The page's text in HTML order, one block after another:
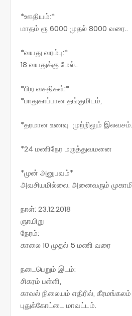
*ஊதியம்:*
மாதம் ரூ 6000 முதல் 8000 வரை..
*வயது வரம்பு:*
18 வயதுக்கு மேல்..
*பிற வசதிகள்:*
*பாதுகாப்பான தங்குமிடம்,
*தரமான உணவு முற்றிலும்
*24 மணிநேர மருத்துவமனை
*முன் அனுபவம்*
அவசியமில்லை. அனைவரும்
நாள்: 23.12.2018
ஞாயிறு
நேரம்:
காலை 10 முதல் 5 மணி வரை
நடைபெறும் இடம்:
சிகரம் பள்ளி,
காவல் நிலையம் எதிரில், கீரமங்கலம்
புதுக்கோட்டை மாவட்டம்.